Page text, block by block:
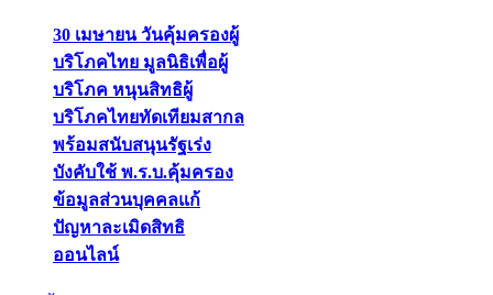
30 เมษายน วันคุ้มครองผู้
บริโภคไทย มูลนิธิเพื่อผู้
บริโภค หนุนสิทธิผู้
บริโภคไทยทัดเทียมสากล
พร้อมสนับสนุนรัฐเร่ง
บังคับใช้ พ.ร.บ.คุ้มครอง
ข้อมูลส่วนบุคคลแก้
ปัญหาละเมิดสิทธิ
ออนไลน์